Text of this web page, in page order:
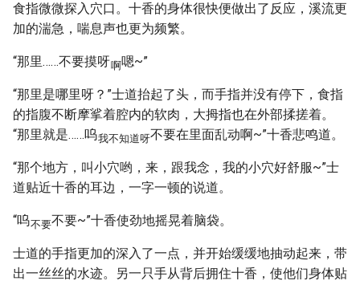
食指微微探入穴口。十香的身体很快便做出了反应，溪流更
加的湍急，喘息声也更为频繁。
“那里……不要摸呀啊嗯~”
“那里是哪里呀？”士道抬起了头，而手指并没有停下，食指
的指腹不断摩挲着腔内的软肉，大拇指也在外部揉搓着。
“那里就是……呜我不知道呀不要在里面乱动啊~”十香悲鸣道。
“那个地方，叫小穴哟，来，跟我念，我的小穴好舒服~”士
道贴近十香的耳边，一字一顿的说道。
“呜不要不要~”十香使劲地摇晃着脑袋。
士道的手指更加的深入了一点，并开始缓缓地抽动起来，带
出一丝丝的水迹。另一只手从背后拥住十香，使他们身体贴